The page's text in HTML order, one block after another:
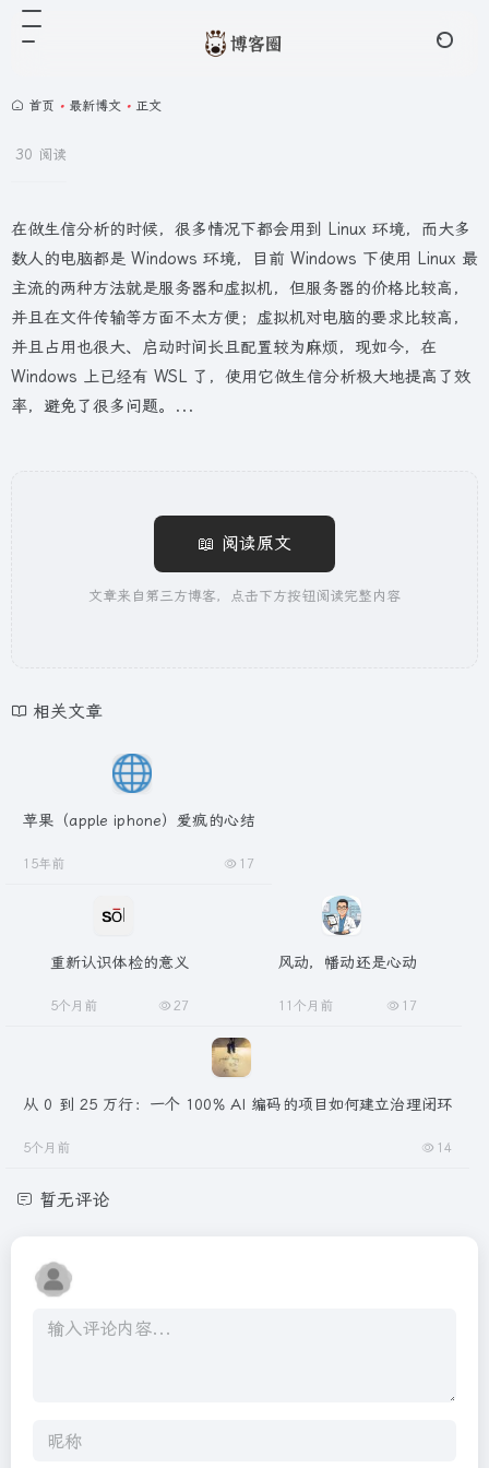
首页 • 最新博文 • 正文
30 阅读
在做生信分析的时候，很多情况下都会用到 Linux 环境，而大多
数人的电脑都是 Windows 环境，目前 Windows 下使用 Linux 最
主流的两种方法就是服务器和虚拟机，但服务器的价格比较高，
并且在文件传输等方面不太方便；虚拟机对电脑的要求比较高，
并且占用也很大、启动时间长且配置较为麻烦，现如今，在
Windows 上已经有 WSL 了，使用它做生信分析极大地提高了效
率，避免了很多问题。...
📖 阅读原文
文章来自第三方博客，点击下方按钮阅读完整内容
相关文章
苹果（apple iphone）爱疯的心结
15年前 17
重新认识体检的意义
5个月前 27
风动，幡动还是心动
11个月前 17
从 0 到 25 万行：一个 100% AI 编码的项目如何建立治理闭环
5个月前 14
暂无评论